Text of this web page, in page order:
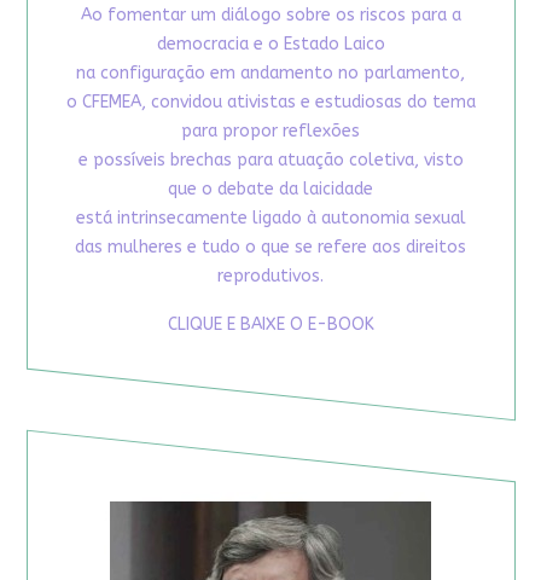
Ao fomentar um diálogo sobre os riscos para a
democracia e o Estado Laico
na configuração em andamento no parlamento,
o CFEMEA, convidou ativistas e estudiosas do tema
para propor reflexões
e possíveis brechas para atuação coletiva, visto
que o debate da laicidade
está intrinsecamente ligado à autonomia sexual
das mulheres e tudo o que se refere aos direitos
reprodutivos.
CLIQUE E BAIXE O E-BOOK